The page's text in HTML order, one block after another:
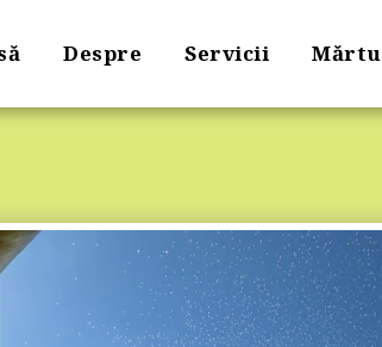
Despre Servicii